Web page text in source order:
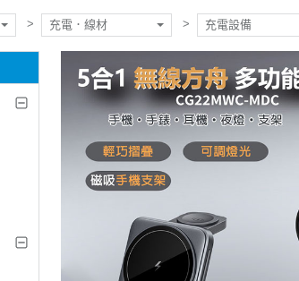
充電．線材 充電設備